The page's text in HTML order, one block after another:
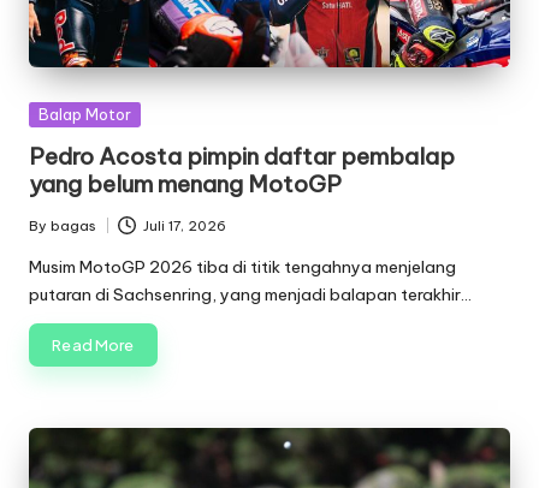
Posted
Balap Motor
Pedro Acosta pimpin daftar pembalap
yang belum menang MotoGP
Posted
by
By bagas Juli 17, 2026
Musim MotoGP 2026 tiba di titik tengahnya menjelang
putaran di Sachsenring, yang menjadi balapan terakhir…
Read More